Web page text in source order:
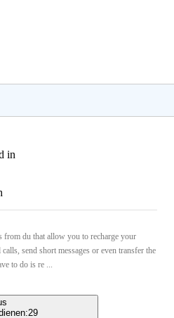
in
from du that allow you to recharge your
send short messages or even transfer the
to do is re ...
29